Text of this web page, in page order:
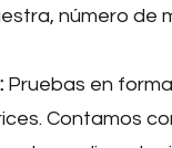
número de
Pruebas en
Contamos